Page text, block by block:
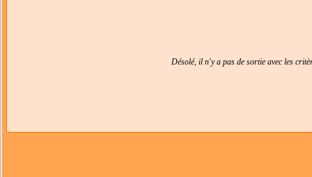
Désolé, il n'y a pas de sortie avec les